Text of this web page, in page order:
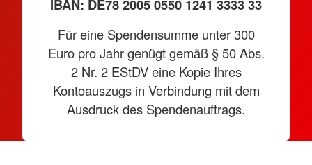
IBAN: DE78 2005 0550 1241 3333 33
Für eine Spendensumme unter 300
Euro pro Jahr genügt gemäß § 50 Abs.
2 Nr. 2 EStDV eine Kopie Ihres
Kontoauszugs in Verbindung mit dem
Ausdruck des Spendenauftrags.